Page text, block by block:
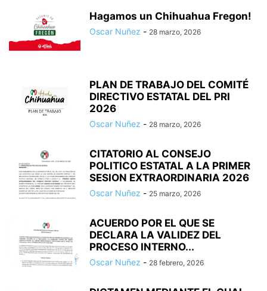
Hagamos un Chihuahua Fregon!
Oscar Nuñez - 28 marzo, 2026
PLAN DE TRABAJO DEL COMITÉ
DIRECTIVO ESTATAL DEL PRI
2026
Oscar Nuñez - 28 marzo, 2026
CITATORIO AL CONSEJO
POLITICO ESTATAL A LA PRIMER
SESION EXTRAORDINARIA 2026
Oscar Nuñez - 25 marzo, 2026
ACUERDO POR EL QUE SE
DECLARA LA VALIDEZ DEL
PROCESO INTERNO...
Oscar Nuñez - 28 febrero, 2026